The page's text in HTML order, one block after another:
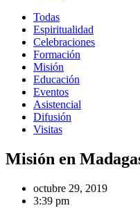
Todas
Espiritualidad
Celebraciones
Formación
Misión
Educación
Eventos
Asistencial
Difusión
Visitas
Misión en
octubre 29, 2019
3:39 pm